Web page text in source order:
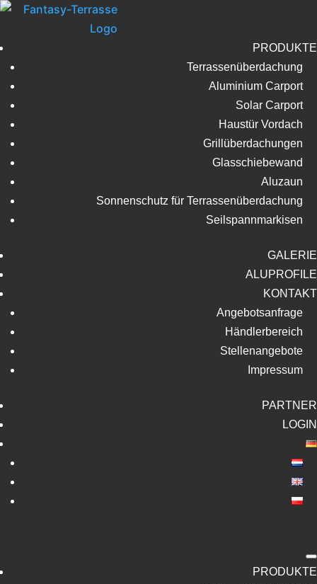
PRODUKTE
Terrassenüberdachung
Aluminium Carport
Solar Carport
Haustür Vordach
Grillüberdachungen
Glasschiebewand
Aluzaun
Sonnenschutz für Terrassenüberdachung
Seilspannmarkisen
GALERIE
ALUPROFILE
KONTAKT
Angebotsanfrage
Händlerbereich
Stellenangebote
Impressum
PARTNER
LOGIN
PRODUKTE
Wir machen vom 03.08.2026 bis
zum 14.08.2026 Betriebsferien.